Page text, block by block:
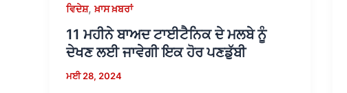
ਵਿਦੇਸ਼,ਖ਼ਾਸ ਖ਼ਬਰਾਂ
11 ਮਹੀਨੇ ਬਾਅਦ ਟਾਈਟੈਨਿਕ ਦੇ ਮਲਬੇ ਨੂੰ
ਦੇਖਣ ਲਈ ਜਾਵੇਗੀ ਇਕ ਹੋਰ ਪਣਡੁੱਬੀ
ਮਈ 28, 2024